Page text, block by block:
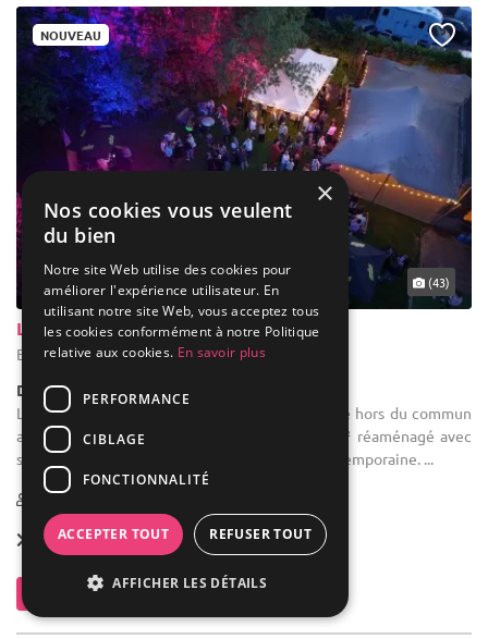
NOUVEAU
... 39 km (43)
Le Moulin Blanc
Braine-l'Alleud - Brabant wallon (WBR)
Demeure de caractère / Moulin
Location de salle : Offrez à vos invités un cadre hors du commun
au Moulin Blanc, un ancien moulin de 1000 m² réaménagé avec
soin, alliant charme historique et élégance contemporaine. ...
1-130
Location dès450 €
Contacter
×
Nos cookies vous veulent
du bien
Notre site Web utilise des cookies pour
améliorer l'expérience utilisateur. En
utilisant notre site Web, vous acceptez tous
les cookies conformément à notre Politique
relative aux cookies. En savoir plus
PERFORMANCE
CIBLAGE
FONCTIONNALITÉ
ACCEPTER TOUT REFUSER TOUT
AFFICHER LES DÉTAILS